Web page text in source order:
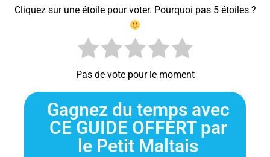
Cliquez sur une étoile pour voter. Pourquoi pas 5 étoiles ?
Pas de vote pour le moment
Gagnez du temps avec
CE GUIDE OFFERT par
le Petit Maltais